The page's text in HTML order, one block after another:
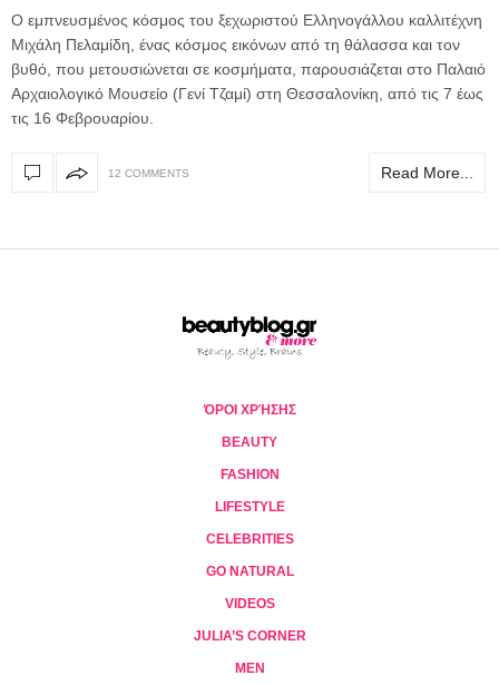
O εμπνευσμένος κόσμος του ξεχωριστού Ελληνογάλλου καλλιτέχνη
Μιχάλη Πελαμίδη, ένας κόσμος εικόνων από τη θάλασσα και τον
βυθό, που μετουσιώνεται σε κοσμήματα, παρουσιάζεται στο Παλαιό
Αρχαιολογικό Μουσείο (Γενί Τζαμί) στη Θεσσαλονίκη, από τις 7 έως
τις 16 Φεβρουαρίου.
12 COMMENTS Read More...
ΌΡΟΙ ΧΡΉΣΗΣ
BEAUTY
FASHION
LIFESTYLE
CELEBRITIES
GO NATURAL
VIDEOS
JULIA’S CORNER
MEN